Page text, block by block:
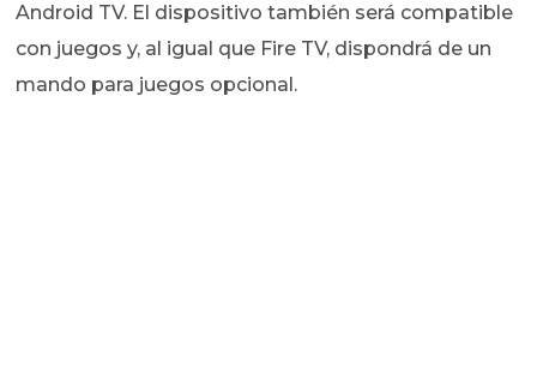
Android TV. El dispositivo también será compatible
con juegos y, al igual que Fire TV, dispondrá de un
mando para juegos opcional.